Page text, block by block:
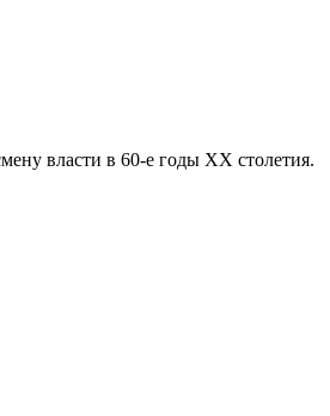
власти в 60-е годы XX столетия.